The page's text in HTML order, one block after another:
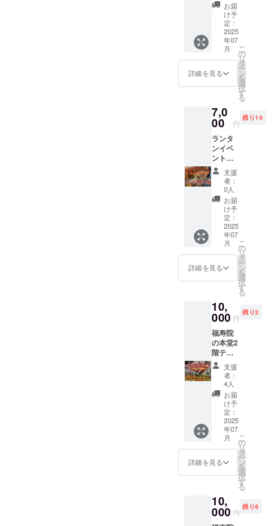
意して
ます。
メッ
セー
ジ】 笑
福庭園
の代表
尾関か
ら1分間
のお礼
動画を
送らせ
だきま
す。 提
供方法:
メール
にURL
を記載
しま
す。
お届
け予
定：
2025
年07
月
詳細を見る
こ
の
リ
タ
ー
ン
を
選
択
す
る
7,0
00 円
残り10
ランタ
ンイベ
ントの
打ち上
げに参
加でき
る権
2025年
7月26日
に開催
される
笑福庭
園主催
のただ
の飲み
会であ
い事を
したい
人達が
集まる
会で
す。
チーム
メン
バーを
中心
に、イ
ベント
の話題
を肴に
ウダウ
ダと飲
みま
リンク1
杯付き
場所
支援
者：
0人
お届
け予
定：
2025
年07
月
詳細を見る
こ
の
リ
タ
ー
ン
を
選
択
す
る
10,
000 円
残り2
福寿院
の本堂2
階テラ
スにお
席をご
用意致
しまし
た。ラ
ンタン
に手が
届きそ
うで届
かない2
階席で
ランタ
ンを眺
ら、飲
食をお
楽しみ
支援
者：
4人
お届
け予
定：
2025
年07
月
詳細を見る
こ
の
リ
タ
ー
ン
を
選
択
す
る
10,
000 円
残り6